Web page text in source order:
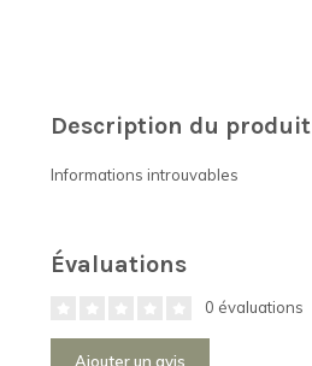
Description du produit
Informations introuvables
Évaluations
0 évaluations
Ajouter un avis